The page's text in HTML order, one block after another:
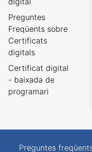
Preguntes
Freqüents sobre
Certificats
digitals
Certificat digital
- baixada de
programari
Preguntes